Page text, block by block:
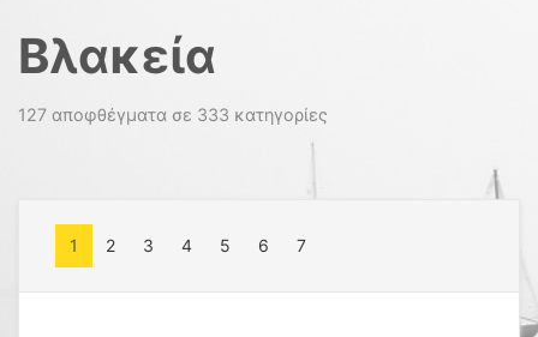
Βλακεία
127 αποφθέγματα σε 333 κατηγορίες
1 2 3 4 5 6 7